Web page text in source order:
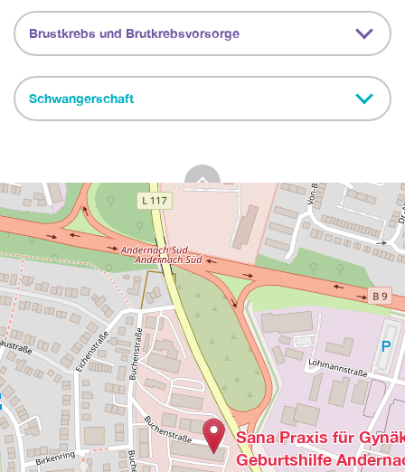
Brustkrebs und Brutkrebsvorsorge
Schwangerschaft
Sana Praxis für
Geburtshilfe